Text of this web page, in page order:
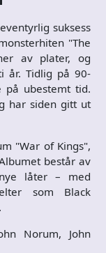
suksess
"The
av plater, og
år. Tidlig på 90-
ubestemt tid.
har siden gitt ut
"War of Kings",
består av
låter – med
som Black
Norum, John